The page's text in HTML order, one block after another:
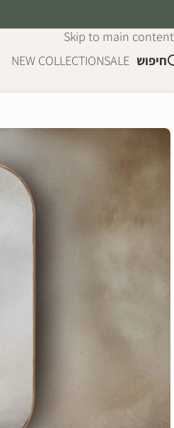
Skip to main content
חיפוש SALE
NEW COLLECTION